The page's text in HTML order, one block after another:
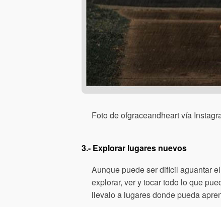
Foto de ofgraceandheart vía
3.- Explorar lugares nuevos
Aunque puede ser difícil aguantar
explorar, ver y tocar todo lo que
llevalo a lugares donde pueda